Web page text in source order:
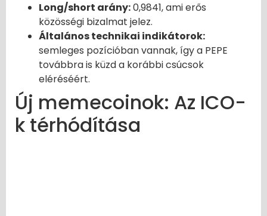
Long/short arány:0,9841, ami erős
közösségi bizalmat jelez.
Általános technikai indikátorok:
semleges pozícióban vannak, így a PEPE
továbbra is küzd a korábbi csúcsok
eléréséért.
Új memecoinok: Az ICO-
k térhódítása